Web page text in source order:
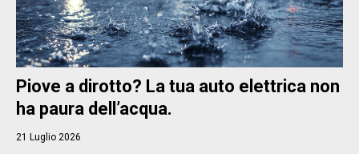
Piove a dirotto? La tua auto elettrica non
ha paura dell’acqua.
21 Luglio 2026